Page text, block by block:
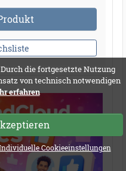
die fortgesetzte Nutzung
von technisch notwendigen
erfahren
Cookieeinstellungen